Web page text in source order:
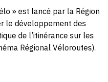
» est lancé par la Région
le développement des
de l’itinérance sur les
Régional Véloroutes).